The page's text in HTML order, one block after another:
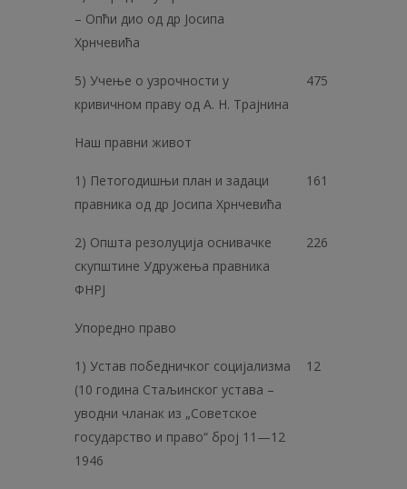
– Опћи дио од др Јосипа
Хрнчевића
5) Учење о узрочности у
кривичном праву од А. Н. Трајнина
475
Наш правни живот
1) Петогодишњи план и задаци
правника од др Јосипа Хрнчевића
161
2) Општа резолуција оснивачке
скупштине Удружења правника
ФНРЈ
226
Упоредно право
1) Устав победничког социјализма
(10 година Стаљинског устава –
уводни чланак из „Советское
государство и право“ број 11—12
1946
12